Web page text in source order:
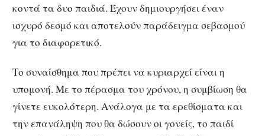
κοντά τα δυο παιδιά. Έχουν δημιουργήσει έναν
ισχυρό δεσμό και αποτελούν παράδειγμα σεβασμού
για το διαφορετικό.
Το συναίσθημα που πρέπει να κυριαρχεί είναι η
υπομονή. Με το πέρασμα του χρόνου, η συμβίωση θα
γίνετε ευκολότερη. Ανάλογα με τα ερεθίσματα και
την επανάληψη που θα δώσουν οι γονείς, το παιδί